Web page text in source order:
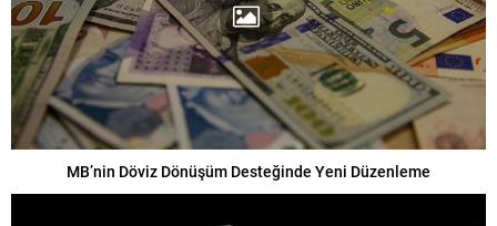
MB’nin Döviz Dönüşüm Desteğinde Yeni Düzenleme